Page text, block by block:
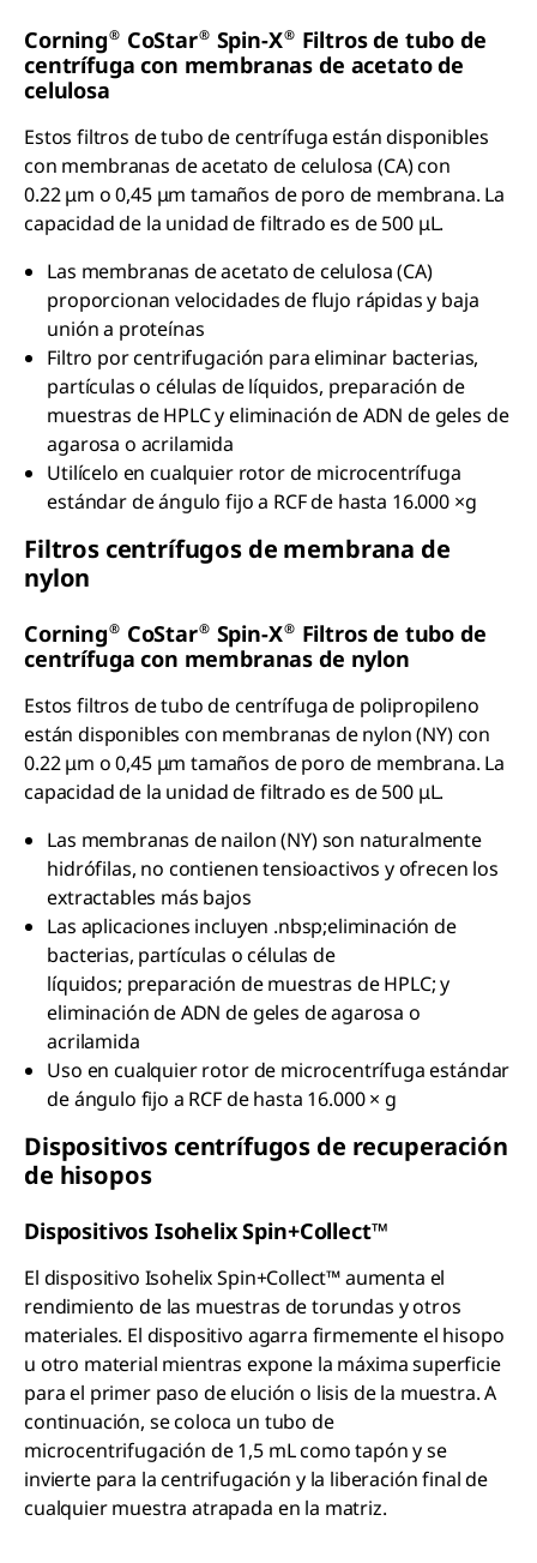
Corning® CoStar® Spin-X® Filtros de tubo de
centrífuga con membranas de acetato de
celulosa
Estos filtros de tubo de centrífuga están disponibles
con membranas de acetato de celulosa (CA) con
0.22 μm o 0,45 μm tamaños de poro de membrana. La
capacidad de la unidad de filtrado es de 500 μL.
Las membranas de acetato de celulosa (CA)
proporcionan velocidades de flujo rápidas y baja
unión a proteínas
Filtro por centrifugación para eliminar bacterias,
partículas o células de líquidos, preparación de
muestras de HPLC y eliminación de ADN de geles de
agarosa o acrilamida
Utilícelo en cualquier rotor de microcentrífuga
estándar de ángulo fijo a RCF de hasta 16.000 ×g
Filtros centrífugos de membrana de
nylon
Corning® CoStar® Spin-X® Filtros de tubo de
centrífuga con membranas de nylon
Estos filtros de tubo de centrífuga de polipropileno
están disponibles con membranas de nylon (NY) con
0.22 μm o 0,45 μm tamaños de poro de membrana. La
capacidad de la unidad de filtrado es de 500 μL.
Las membranas de nailon (NY) son naturalmente
hidrófilas, no contienen tensioactivos y ofrecen los
extractables más bajos
Las aplicaciones incluyen .nbsp;eliminación de
bacterias, partículas o células de
líquidos; preparación de muestras de HPLC; y
eliminación de ADN de geles de agarosa o
acrilamida
Uso en cualquier rotor de microcentrífuga estándar
de ángulo fijo a RCF de hasta 16.000 × g
Dispositivos centrífugos de recuperación
de hisopos
Dispositivos Isohelix Spin+Collect™
El dispositivo Isohelix Spin+Collect™ aumenta el
rendimiento de las muestras de torundas y otros
materiales. El dispositivo agarra firmemente el hisopo
u otro material mientras expone la máxima superficie
para el primer paso de elución o lisis de la muestra. A
continuación, se coloca un tubo de
microcentrifugación de 1,5 mL como tapón y se
invierte para la centrifugación y la liberación final de
cualquier muestra atrapada en la matriz.